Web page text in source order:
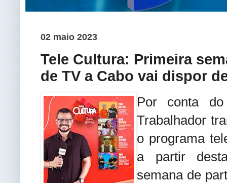
02 maio 2023
Tele Cultura: Primeira
de TV a Cabo vai dispor
Por conta
Trabalhador
o programa
a partir
semana de